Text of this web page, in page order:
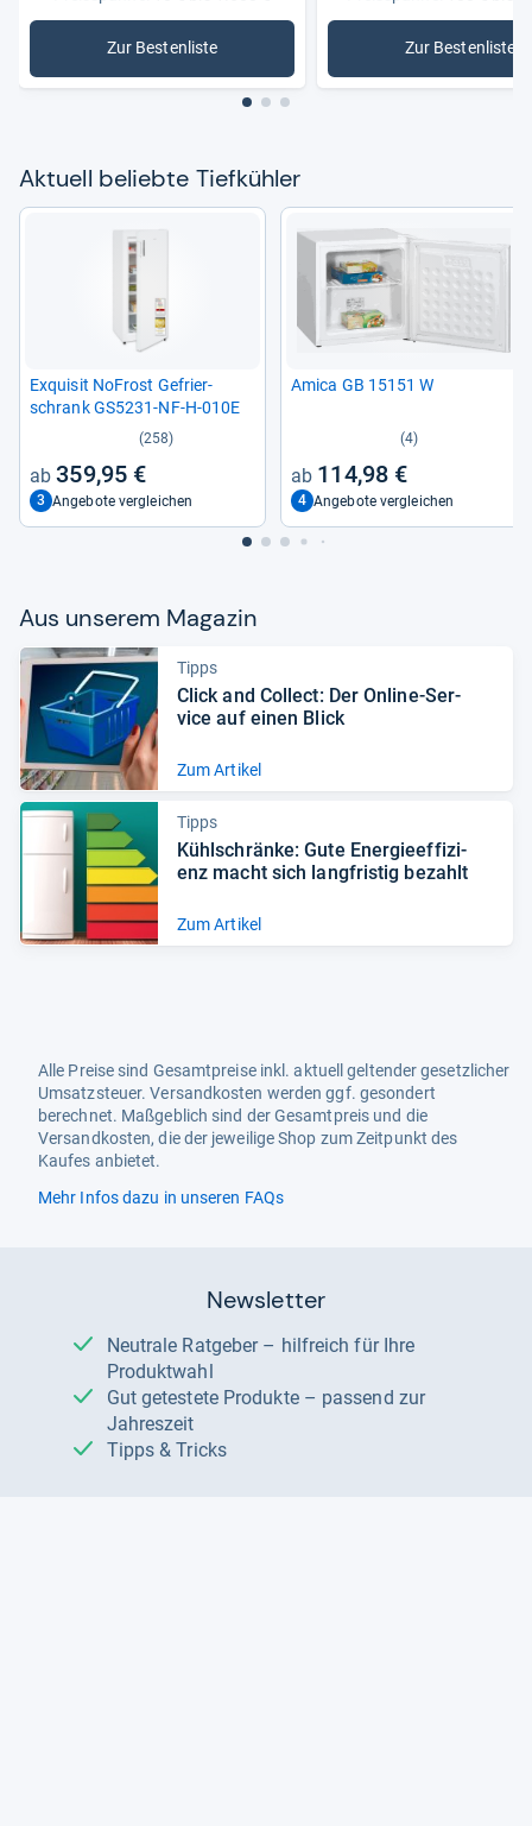
Zur Bestenliste
: Tiefkühler Zur Bestenliste
:
Aktu­ell beliebte Tief­küh­ler
Exqui­sit NoFrost Gefrier­
schrank GS5231-​NF-​H-​010E
(258)
359,95 €
3 Angebote vergleichen
Amica GB 15151 W
(4)
114,98 €
4 Angebote vergleichen
Aus unse­rem Maga­zin
Tipps
Click and Col­lect: Der Online-​Ser­
vice auf einen Blick
Zum Artikel
Tipps
Kühl­schränke: Gute Ener­gie­ef­fi­zi­
enz macht sich lang­fris­tig bezahlt
Zum Artikel
Alle Preise sind Gesamtpreise inkl. aktuell geltender gesetzlicher
Umsatzsteuer. Versandkosten werden ggf. gesondert
berechnet. Maßgeblich sind der Gesamtpreis und die
Versandkosten, die der jeweilige Shop zum Zeitpunkt des
Kaufes anbietet.
Mehr Infos dazu in unseren FAQs
Newsletter
Neutrale Ratgeber – hilfreich für Ihre
Produktwahl
Gut getestete Produkte – passend zur
Jahreszeit
Tipps & Tricks